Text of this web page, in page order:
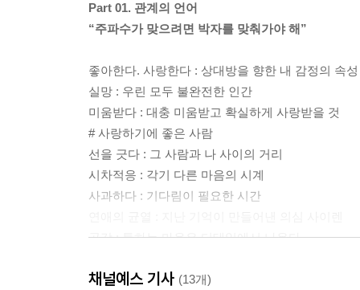
Part 01. 관계의 언어
“주파수가 맞으려면 박자를 맞춰가야 해”
좋아한다. 사랑한다 : 상대방을 향한 내 감정의 속성
실망 : 우린 모두 불완전한 인간
미움받다 : 대충 미움받고 확실하게 사랑받을 것
# 사랑하기에 좋은 사람
선을 긋다 : 그 사람과 나 사이의 거리
시차적응 : 각기 다른 마음의 시계
사과하다 : 기다림이 필요한 시간
공감 : 통하는 마음은 디테일에서 나온다
이해가 안 간다 : 비난을 내포하는 말
채널예스 기사 (13개)